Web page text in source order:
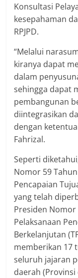
Konsultasi
kesepahaman
RPJPD.
“Melalui
kiranya dapat
dalam
sehingga dapat
pembangunan
diintegrasikan
dengan
Fahrizal.
Seperti
Nomor 59
Pencapaian
yang telah
Presiden
Pelaksanaan
Berkelanjutan
memberikan 17
seluruh jajaran
daerah